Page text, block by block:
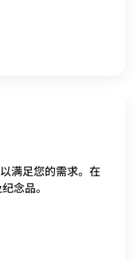
满足您的需求。在
念品。